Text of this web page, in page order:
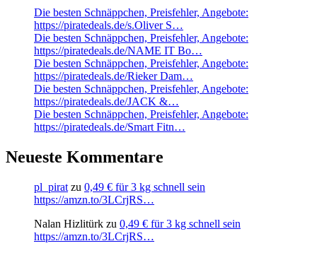
Die besten Schnäppchen, Preisfehler, Angebote:
https://piratedeals.de/s.Oliver S…
Die besten Schnäppchen, Preisfehler, Angebote:
https://piratedeals.de/NAME IT Bo…
Die besten Schnäppchen, Preisfehler, Angebote:
https://piratedeals.de/Rieker Dam…
Die besten Schnäppchen, Preisfehler, Angebote:
https://piratedeals.de/JACK &…
Die besten Schnäppchen, Preisfehler, Angebote:
https://piratedeals.de/Smart Fitn…
Neueste Kommentare
pl_pirat zu 0,49 € für 3 kg schnell sein
https://amzn.to/3LCrjRS…
Nalan Hizlitürk zu 0,49 € für 3 kg schnell sein
https://amzn.to/3LCrjRS…